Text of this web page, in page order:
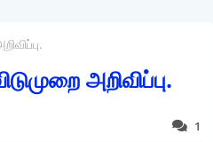
அறிவிப்பு.
1